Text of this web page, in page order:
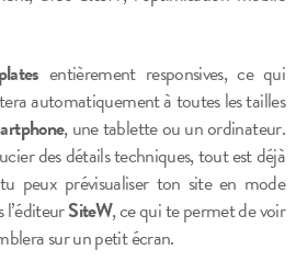
entièrement responsives, ce qui
automatiquement à toutes les tailles
, une tablette ou un ordinateur.
des détails techniques, tout est déjà
peux prévisualiser ton site en mode
SiteW, ce qui te permet de voir
sur un petit écran.